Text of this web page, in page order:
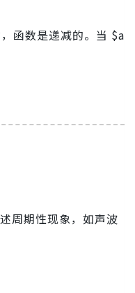
函数是递减的。当 $a
周期性现象，如声波